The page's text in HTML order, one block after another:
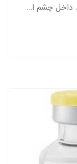
دورزولامید برای کاهش فشار بیش از حد داخل چشم استفاده می شود.